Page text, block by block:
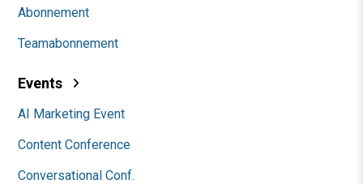
Abonnement
Teamabonnement
Events
AI Marketing Event
Content Conference
Conversational Conf.